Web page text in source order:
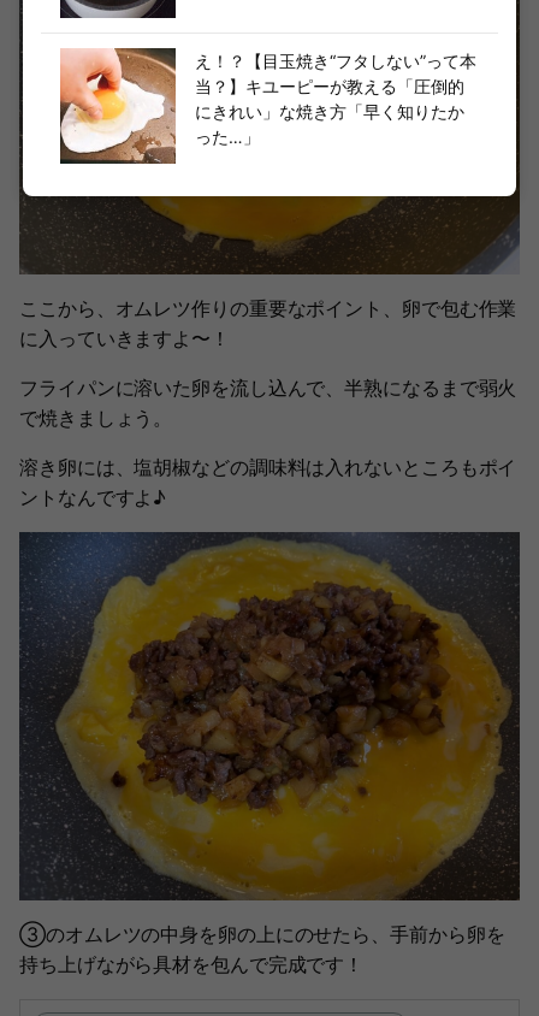
ここから、オムレツ作りの重要なポイント、卵で包む作業
に入っていきますよ〜！
フライパンに溶いた卵を流し込んで、半熟になるまで弱火
で焼きましょう。
溶き卵には、塩胡椒などの調味料は入れないところもポイ
ントなんですよ♪
③のオムレツの中身を卵の上にのせたら、手前から卵を
持ち上げながら具材を包んで完成です！
え！？【目玉焼き“フタしない”って本
当？】キユーピーが教える「圧倒的
にきれい」な焼き方「早く知りたか
った…」